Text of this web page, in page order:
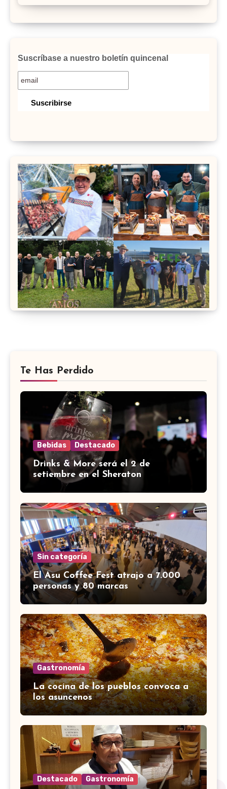
Suscríbase a nuestro boletín quincenal
Te Has Perdido
Bebidas Destacado
Drinks & More será el 2 de
setiembre en el Sheraton
Sin categoría
El Asu Coffee Fest atrajo a 7.000
personas y 80 marcas
Gastronomía
La cocina de los pueblos convoca a
los asuncenos
Destacado Gastronomía